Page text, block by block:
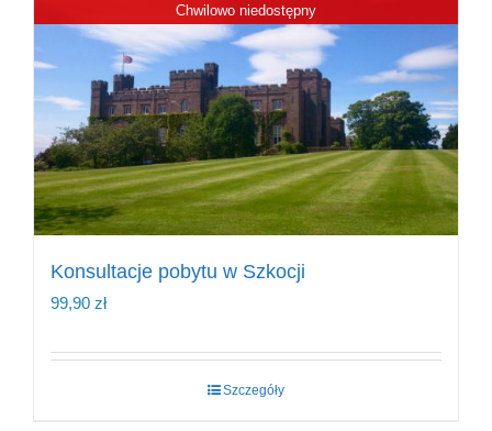
Chwilowo niedostępny
Konsultacje pobytu w Szkocji
99,90 zł
Szczegóły